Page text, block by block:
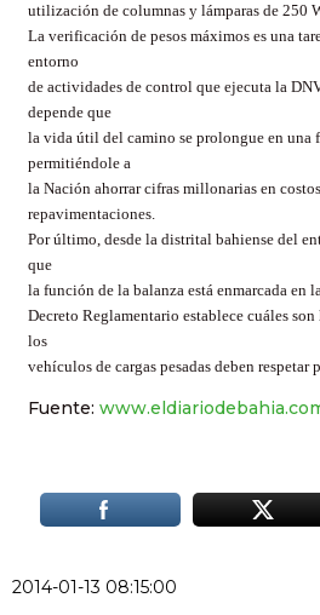
utilización de columnas y lámparas de 250
La verificación de pesos máximos es una
entorno
de actividades de control que ejecuta la
depende que
la vida útil del camino se prolongue en una
permitiéndole a
la Nación ahorrar cifras millonarias en
repavimentaciones.
Por último, desde la distrital bahiense del
que
la función de la balanza está enmarcada en
Decreto Reglamentario establece cuáles
los
vehículos de cargas pesadas deben respetar
Fuente:
2014-01-13 08:15:00